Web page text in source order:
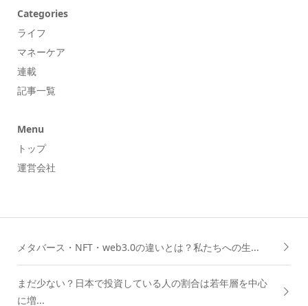
Categories
ライフ
マネーケア
連載
記事一覧
Menu
トップ
運営会社
メタバース・NFT・web3.0の違いとは？私たちへの生...
まだ少ない？日本で投資している人の割合は若年層を中心
に増...